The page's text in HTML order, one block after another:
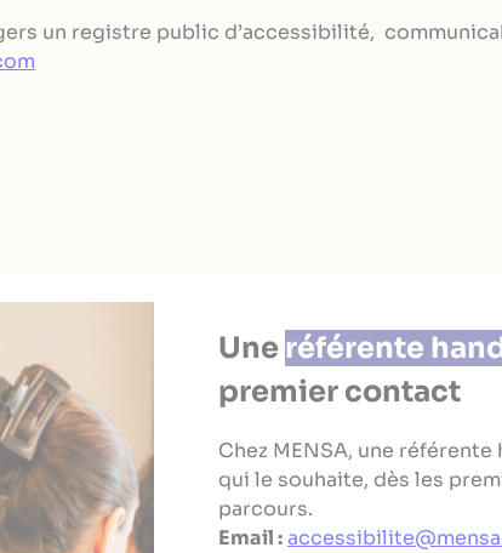
Humaines
un registre public d’accessibilité,
Une référente
premier contact
Chez MENSA, une
qui le souhaite, dès les
parcours.
Email :